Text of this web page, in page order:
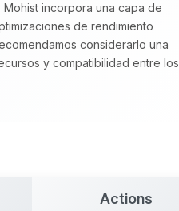
incorpora una capa de
de rendimiento
considerarlo una
y compatibilidad entre los
Actions